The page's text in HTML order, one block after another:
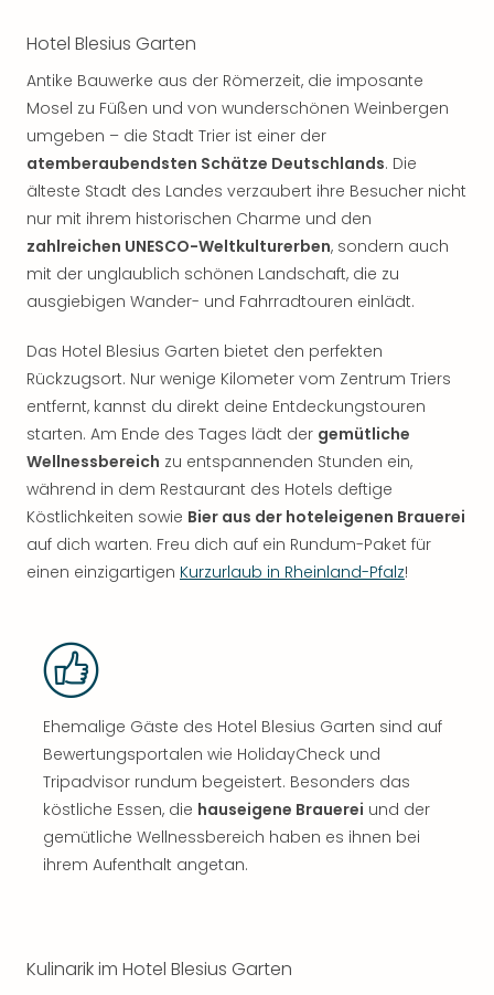
Hotel Blesius Garten
Antike Bauwerke aus der Römerzeit, die imposante
Mosel zu Füßen und von wunderschönen Weinbergen
umgeben – die Stadt Trier ist einer der
atemberaubendsten Schätze Deutschlands. Die
älteste Stadt des Landes verzaubert ihre Besucher nicht
nur mit ihrem historischen Charme und den
zahlreichen UNESCO-Weltkulturerben, sondern auch
mit der unglaublich schönen Landschaft, die zu
ausgiebigen Wander- und Fahrradtouren einlädt.
Das Hotel Blesius Garten bietet den perfekten
Rückzugsort. Nur wenige Kilometer vom Zentrum Triers
entfernt, kannst du direkt deine Entdeckungstouren
starten. Am Ende des Tages lädt der gemütliche
Wellnessbereich zu entspannenden Stunden ein,
während in dem Restaurant des Hotels deftige
Köstlichkeiten sowie Bier aus der hoteleigenen Brauerei
auf dich warten. Freu dich auf ein Rundum-Paket für
einen einzigartigen Kurzurlaub in Rheinland-Pfalz!
Ehemalige Gäste des Hotel Blesius Garten sind auf
Bewertungsportalen wie HolidayCheck und
Tripadvisor rundum begeistert. Besonders das
köstliche Essen, die hauseigene Brauerei und der
gemütliche Wellnessbereich haben es ihnen bei
ihrem Aufenthalt angetan.
Kulinarik im Hotel Blesius Garten